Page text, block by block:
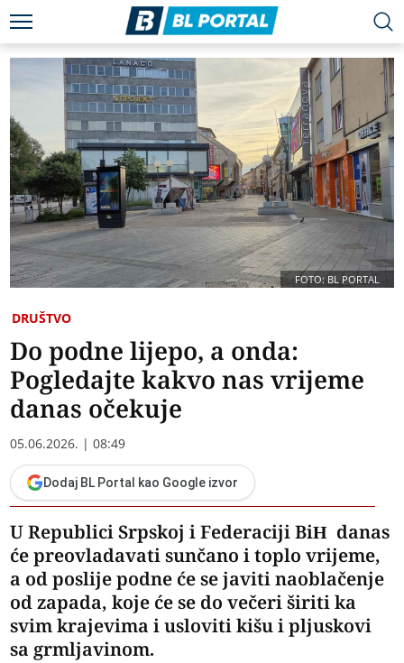
FOTO: BL PORTAL
DRUŠTVO
Do podne lijepo, a onda:
Pogledajte kakvo nas vrijeme
danas očekuje
05.06.2026. | 08:49
Dodaj BL Portal kao Google izvor
U Republici Srpskoj i Federaciji BiH danas
će preovladavati sunčano i toplo vrijeme,
a od poslije podne će se javiti naoblačenje
od zapada, koje će se do večeri širiti ka
svim krajevima i usloviti kišu i pljuskovi
sa grmljavinom.